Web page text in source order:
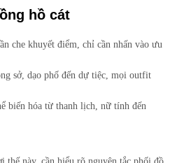
hồ cát
che khuyết điểm, chỉ cần nhấn vào ưu
sở, dạo phố đến dự tiệc, mọi outfit
biến hóa từ thanh lịch, nữ tính đến